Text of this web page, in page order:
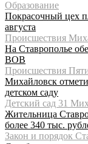
Образование
Покрасочный цех
августа
Происшествия
На Ставрополье
ВОВ
Происшествия
Михайловск
детском саду
Детский сад 31
Жительница
более 340 тыс.
Закон и порядок